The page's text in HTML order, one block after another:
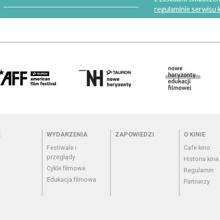
regulaminie serwisu
- cennik Menu - wydarzenia
WYDARZENIA
Festiwale i
przeglądy
Cykle filmowe
Edukacja filmowa
Menu - zapowiedzi
ZAPOWIEDZI Menu -
O KINIE
Cafe kino
Historia kina
Regulamin
Partnerzy